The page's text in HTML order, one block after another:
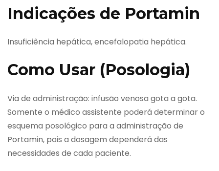
Indicações de Portamin
Insuficiência hepática, encefalopatia hepática.
Como Usar (Posologia)
Via de administração: infusão venosa gota a gota.
Somente o médico assistente poderá determinar o
esquema posológico para a administração de
Portamin, pois a dosagem dependerá das
necessidades de cada paciente.